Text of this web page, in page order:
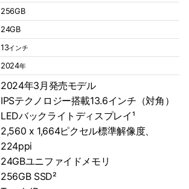
256GB
24GB
13インチ
2024年
2024年3月発売モデル
IPSテクノロジー搭載13.6インチ（対角）
LEDバックライトディスプレイ¹
2,560 x 1,664ピクセル標準解像度、
224ppi
24GBユニファイドメモリ
256GB SSD²